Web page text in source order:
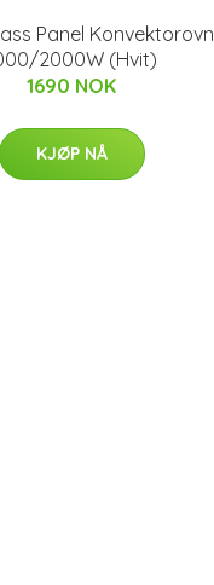
Panel Konvektorovn
2000W (Hvit)
1690 NOK
KJØP NÅ